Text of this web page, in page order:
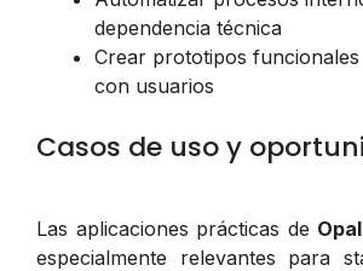
dependencia técnica
Crear prototipos
con usuarios
Casos de uso y
Las aplicaciones prácticas de Opal
especialmente relevantes para